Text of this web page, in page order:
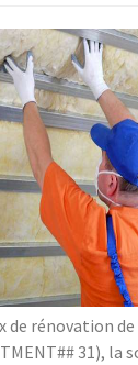
de rénovation
31), la